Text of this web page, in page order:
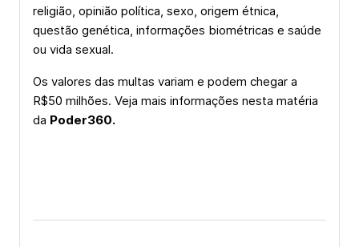
religião, opinião política, sexo, origem étnica,
questão genética, informações biométricas e saúde
ou vida sexual.
Os valores das multas variam e podem chegar a
R$50 milhões. Veja mais informações nesta matéria
da Poder360.